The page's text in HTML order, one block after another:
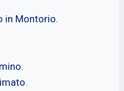
in Montorio.